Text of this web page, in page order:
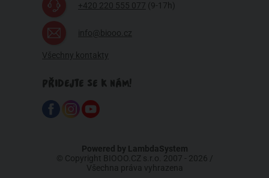
+420 220 555 077 (9-17h)
info@biooo.cz
Všechny kontakty
PŘIDEJTE SE K NÁM!
Powered by LambdaSystem
© Copyright BIOOO.CZ s.r.o. 2007 - 2026 /
Všechna práva vyhrazena